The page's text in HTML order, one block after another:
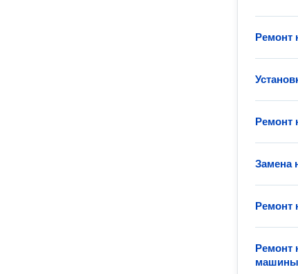
Ремонт
Ремонт
Замена
Ремонт
Ремонт
машины